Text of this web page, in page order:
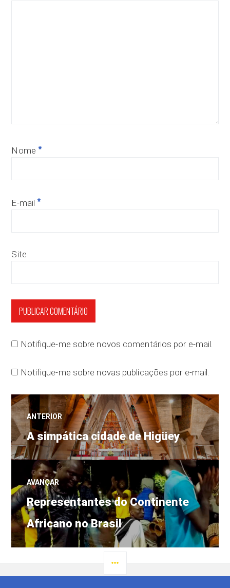
Nome *
E-mail *
Site
Notifique-me sobre novos comentários por e-mail.
Notifique-me sobre novas publicações por e-mail.
Navegação
de
Post
ANTERIOR
Post
anterior:
A simpática cidade de Higüey
AVANÇAR
Próximo
post:
Representantes do Continente
Africano no Brasil